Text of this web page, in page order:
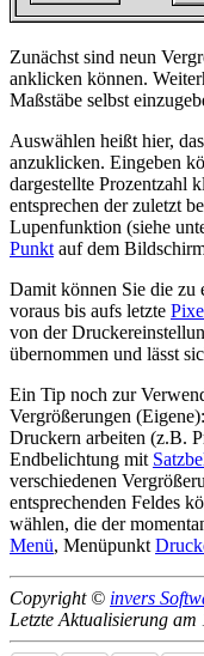
Zunächst sind neun
anklicken können.
Maßstäbe selbst
Auswählen heißt hier,
anzuklicken. Eingeben
dargestellte Prozentzahl
entsprechen der zuletzt
Lupenfunktion (siehe
Punktauf dem
Damit können Sie die zu
voraus bis aufs letzte
von der
übernommen und lässt
Ein Tip noch zur
Vergrößerungen
Druckern arbeiten (z.B.
Endbelichtung mit
verschiedenen
entsprechenden Feldes
wählen, die der
Menü, Menüpunkt
Copyright © invers
Letzte Aktualisierung am